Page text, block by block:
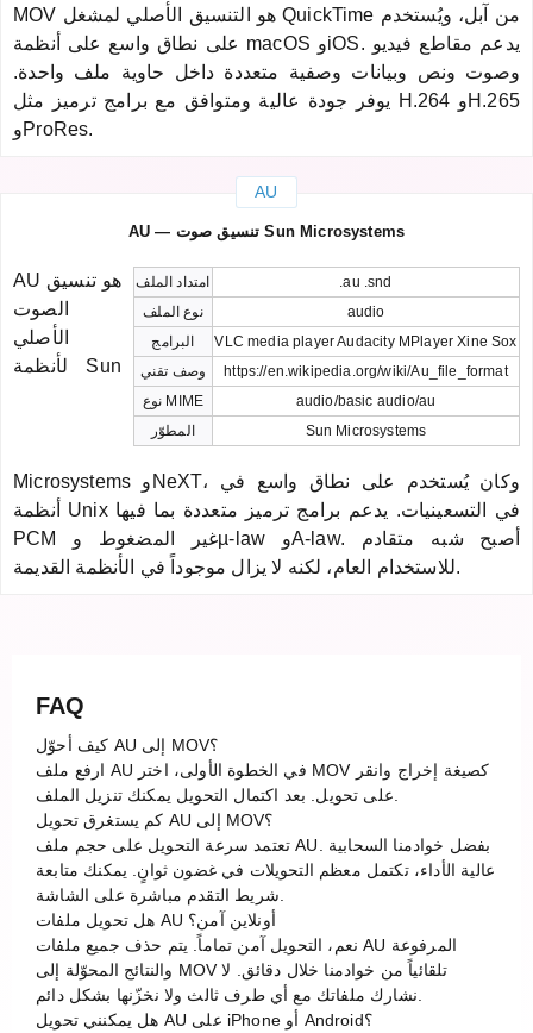
MOV هو التنسيق الأصلي لمشغل QuickTime من آبل، ويُستخدم
على نطاق واسع على أنظمة macOS وiOS. يدعم مقاطع فيديو
وصوت ونص وبيانات وصفية متعددة داخل حاوية ملف واحدة.
يوفر جودة عالية ومتوافق مع برامج ترميز مثل H.264 وH.265
وProRes.
AU
AU — تنسيق صوت Sun Microsystems
امتداد الملف
.au .snd
نوع الملف
audio
البرامج
VLC media player Audacity MPlayer Xine Sox
وصف تقني
https://en.wikipedia.org/wiki/Au_file_format
نوع MIME
audio/basic audio/au
المطوّر
Sun Microsystems
AU هو تنسيق
الصوت
الأصلي
لأنظمة Sun
Microsystems وNeXT، وكان يُستخدم على نطاق واسع في
أنظمة Unix في التسعينيات. يدعم برامج ترميز متعددة بما فيها
PCM غير المضغوط وµ-law وA-law. أصبح شبه متقادم
للاستخدام العام، لكنه لا يزال موجوداً في الأنظمة القديمة.
FAQ
كيف أحوّل AU إلى MOV؟
ارفع ملف AU في الخطوة الأولى، اختر MOV كصيغة إخراج وانقر
كم يستغرق تحويل AU إلى MOV؟
تعتمد سرعة التحويل على حجم ملف AU. بفضل خوادمنا السحابية
عالية الأداء، تكتمل معظم التحويلات في غضون ثوانٍ. يمكنك متابعة
هل تحويل ملفات AU أونلاين آمن؟
نعم، التحويل آمن تماماً. يتم حذف جميع ملفات AU المرفوعة
والنتائج المحوّلة إلى MOV تلقائياً من خوادمنا خلال دقائق. لا
هل يمكنني تحويل AU على iPhone أو Android؟